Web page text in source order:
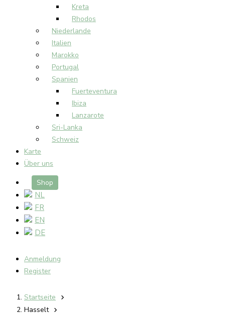
Kreta
Rhodos
Niederlande
Italien
Marokko
Portugal
Spanien
Fuerteventura
Ibiza
Lanzarote
Sri-Lanka
Schweiz
Karte
Über uns
Shop
NL
FR
EN
DE
Anmeldung
Register
Startseite
Hasselt